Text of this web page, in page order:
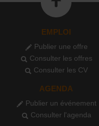
EMPLOI
Publier une offre
Consulter les offres
Consulter les CV
AGENDA
Publier un événement
Consulter l'agenda